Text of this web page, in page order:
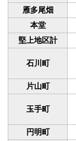
雁多尾畑
本堂
堅上地区計
石川町
片山町
玉手町
円明町